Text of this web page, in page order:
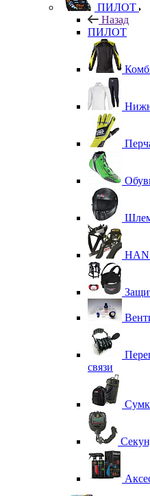
ПИЛОТ
Назад
ПИЛОТ
связи